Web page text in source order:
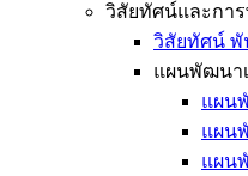
วิสัยทัศน์และกา
วิสัยทัศน์ พั
แผนพัฒนา
แผน
แผน
แผน